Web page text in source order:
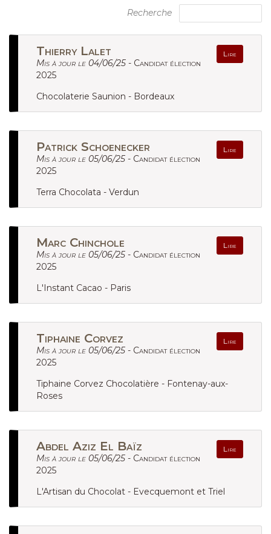
Recherche
Thierry Lalet Lire
Mis à jour le 04/06/25 - Candidat élection
2025
Chocolaterie Saunion - Bordeaux
Patrick Schoenecker Lire
Mis à jour le 05/06/25 - Candidat élection
2025
Terra Chocolata - Verdun
Marc Chinchole Lire
Mis à jour le 05/06/25 - Candidat élection
2025
L'Instant Cacao - Paris
Tiphaine Corvez Lire
Mis à jour le 05/06/25 - Candidat élection
2025
Tiphaine Corvez Chocolatière - Fontenay-aux-
Roses
Abdel Aziz El Baïz Lire
Mis à jour le 05/06/25 - Candidat élection
2025
L'Artisan du Chocolat - Evecquemont et Triel